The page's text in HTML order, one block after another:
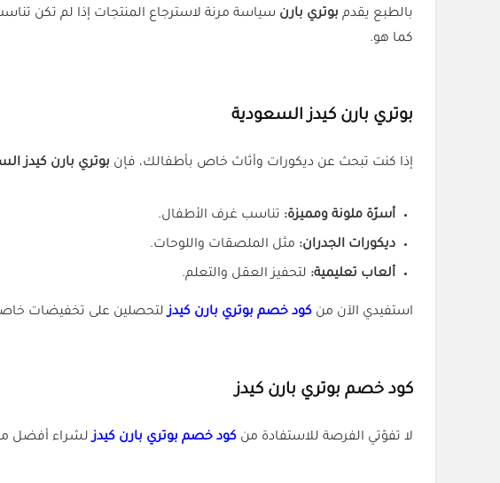
بالطبع يقدم بوتري بارن
كما هو.
بوتري بارن كيدز السعودية
إذا كنت تبحث عن ديكورات وأثاث خاص بأطفالك، فإن بوتري بارن كيدز
أسرّة ملونة ومميزة: تناسب غرف الأطفال.
ديكورات الجدران: مثل الملصقات واللوحات.
ألعاب تعليمية: لتحفيز العقل والتعلم.
استفيدي الآن من كود خصم بوتري بارن كيدزلتحصلين على تخفيضات
كود خصم بوتري بارن كيدز
لا تفوّتي الفرصة للاستفادة من كود خصم بوتري بارن كيدزلشراء أفضل